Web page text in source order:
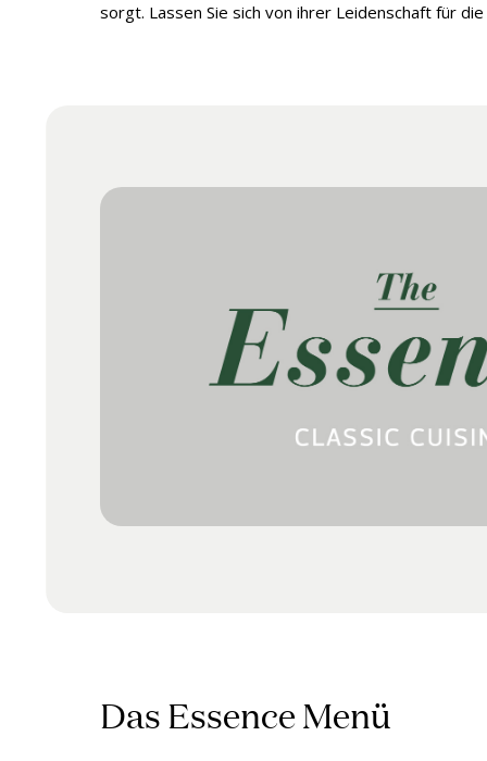
sorgt. Lassen Sie sich von ihrer Leidenschaft für
Das Essence Menü